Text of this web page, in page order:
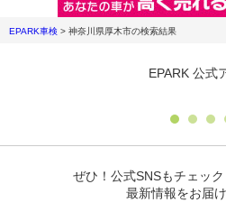
EPARK車検 > 神奈川県厚木市の検索結果